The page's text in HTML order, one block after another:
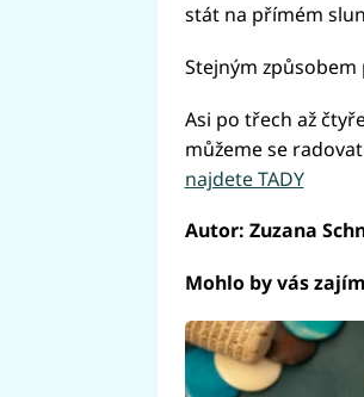
stát na přímém
Stejným
Asi po třech až
můžeme se
najdete TADY
Autor: Zuzana
Mohlo by vás